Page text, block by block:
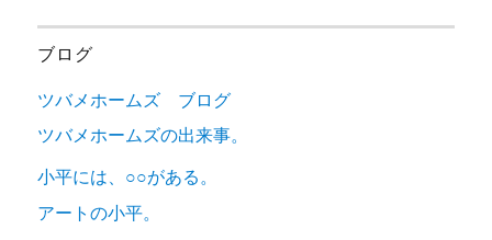
ブログ
ツバメホームズ ブログ
ツバメホームズの出来事。
小平には、○○がある。
アートの小平。